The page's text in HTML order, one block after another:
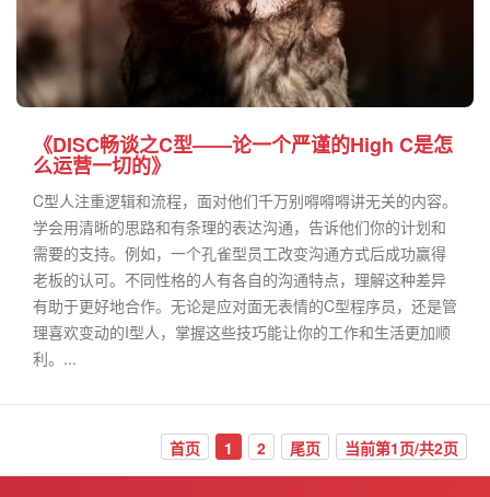
《DISC畅谈之C型——论一个严谨的High C是怎
么运营一切的》
C型人注重逻辑和流程，面对他们千万别嘚嘚嘚讲无关的内容。
学会用清晰的思路和有条理的表达沟通，告诉他们你的计划和
需要的支持。例如，一个孔雀型员工改变沟通方式后成功赢得
老板的认可。不同性格的人有各自的沟通特点，理解这种差异
有助于更好地合作。无论是应对面无表情的C型程序员，还是管
理喜欢变动的I型人，掌握这些技巧能让你的工作和生活更加顺
利。...
首页 1 2 尾页 当前第1页/共2页